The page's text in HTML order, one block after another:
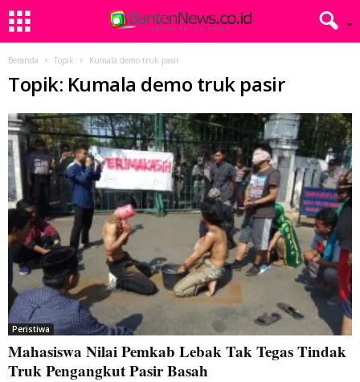
Beranda Topik Kumala demo truk pasir
Topik: Kumala demo truk pasir
Peristiwa
Mahasiswa Nilai Pemkab Lebak Tak Tegas Tindak
Truk Pengangkut Pasir Basah